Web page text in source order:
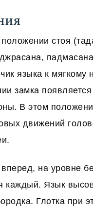
стоя
языка к мягкому
замка
В этом
движений
на уровне
каждый. Язык
Глотка при